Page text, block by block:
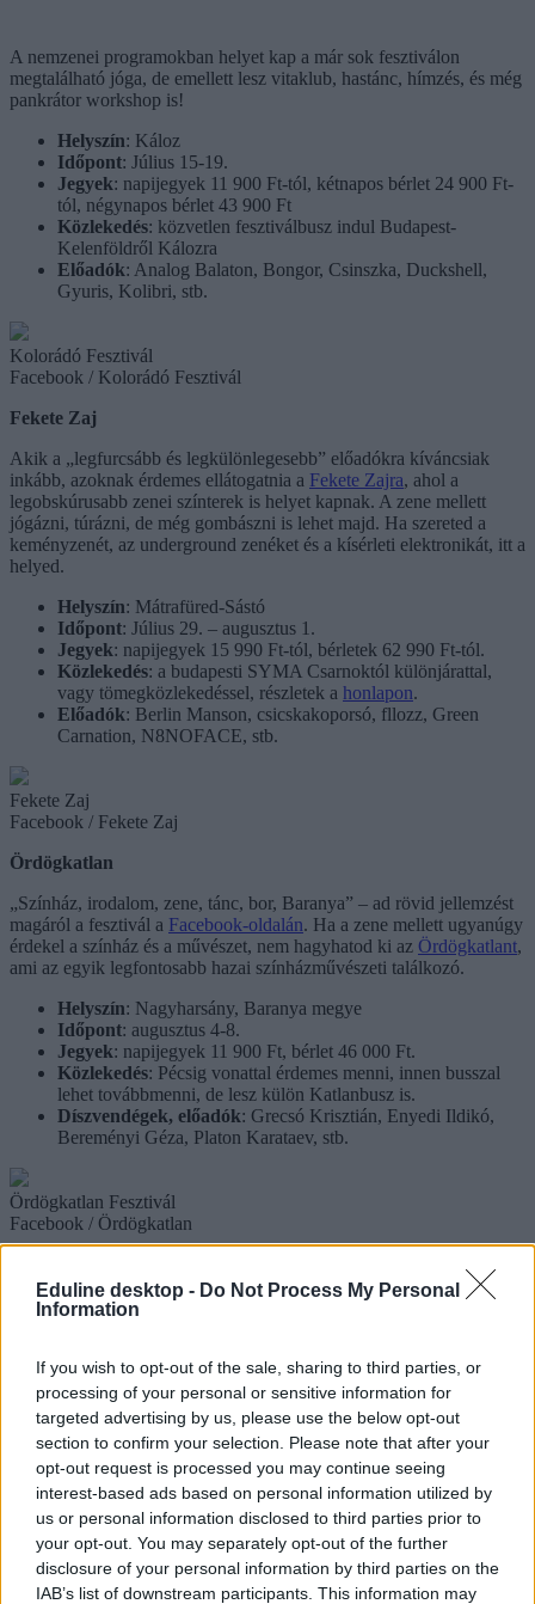
Eduline desktop - Do Not Process My Personal
Information
If you wish to opt-out of the sale, sharing to third parties, or
processing of your personal or sensitive information for
targeted advertising by us, please use the below opt-out
section to confirm your selection. Please note that after your
opt-out request is processed you may continue seeing
interest-based ads based on personal information utilized by
us or personal information disclosed to third parties prior to
your opt-out. You may separately opt-out of the further
disclosure of your personal information by third parties on the
IAB’s list of downstream participants. This information may
A nemzenei programokban helyet kap a már sok fesztiválon
megtalálható jóga, de emellett lesz vitaklub, hastánc, hímzés, és még
pankrátor workshop is!
Helyszín: Káloz
Időpont: Július 15-19.
Jegyek: napijegyek 11 900 Ft-tól, kétnapos bérlet 24 900 Ft-
tól, négynapos bérlet 43 900 Ft
Közlekedés: közvetlen fesztiválbusz indul Budapest-
Kelenföldről Kálozra
Előadók: Analog Balaton, Bongor, Csinszka, Duckshell,
Gyuris, Kolibri, stb.
Kolorádó Fesztivál
Facebook / Kolorádó Fesztivál
Fekete Zaj
Akik a „legfurcsább és legkülönlegesebb” előadókra kíváncsiak
inkább, azoknak érdemes ellátogatnia a Fekete Zajra, ahol a
legobskúrusabb zenei színterek is helyet kapnak. A zene mellett
jógázni, túrázni, de még gombászni is lehet majd. Ha szereted a
keményzenét, az underground zenéket és a kísérleti elektronikát, itt a
helyed.
Helyszín: Mátrafüred-Sástó
Időpont: Július 29. – augusztus 1.
Jegyek: napijegyek 15 990 Ft-tól, bérletek 62 990 Ft-tól.
Közlekedés: a budapesti SYMA Csarnoktól különjárattal,
vagy tömegközlekedéssel, részletek a honlapon.
Előadók: Berlin Manson, csicskakoporsó, fllozz, Green
Carnation, N8NOFACE, stb.
Fekete Zaj
Facebook / Fekete Zaj
Ördögkatlan
„Színház, irodalom, zene, tánc, bor, Baranya” – ad rövid jellemzést
magáról a fesztivál a Facebook-oldalán. Ha a zene mellett ugyanúgy
érdekel a színház és a művészet, nem hagyhatod ki az Ördögkatlant,
ami az egyik legfontosabb hazai színházművészeti találkozó.
Helyszín: Nagyharsány, Baranya megye
Időpont: augusztus 4-8.
Jegyek: napijegyek 11 900 Ft, bérlet 46 000 Ft.
Közlekedés: Pécsig vonattal érdemes menni, innen busszal
lehet továbbmenni, de lesz külön Katlanbusz is.
Díszvendégek, előadók: Grecsó Krisztián, Enyedi Ildikó,
Bereményi Géza, Platon Karataev, stb.
Ördögkatlan Fesztivál
Facebook / Ördögkatlan
Az Orfűi-tónál megrendezésre kerülő fesztiválon teljes képet
elfogyott,a jegycserére a Ticketswap-ot ajánlják, itt még a hónap
végéig lecsaphatsz egy jegyre vagy éppen bérletre. Fröccs-, sör-,
bringa- és barlangtúrára is lesz lehetőséged, sőt, a pezsgős brunch is
szerepel a programok között.
Helyszín: Orfűi-tó
Időpont: június 24-27.
Jegyek: a napijegy 22 990 Ft, a bérlet 59 990 Ft.
Közlekedés: Pécsig vonattal, onnan busszal érdemes menni.
Előadók
: 30Y, Belga, Bohemian Betyars, Csaknekedkislány,
Quimby, Carson Coma.